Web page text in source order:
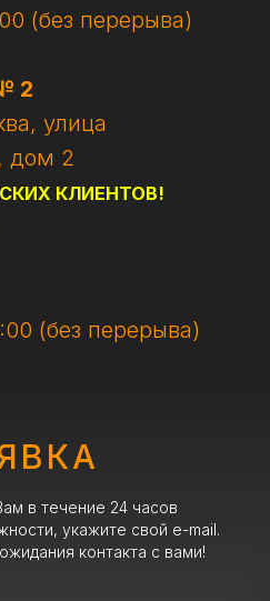
(без перерыва)
2
улица
дом 2
КЛИЕНТОВ!
(без перерыва)
в течение 24 часов
укажите свой e-mail.
контакта с вами!